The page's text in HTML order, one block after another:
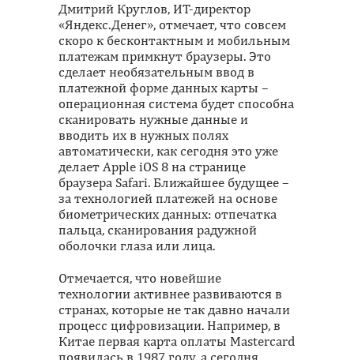
Дмитрий Круглов, ИТ-директор
«Яндекс.Денег», отмечает, что совсем
скоро к бесконтактным и мобильным
платежам примкнут браузеры. Это
сделает необязательным ввод в
платежной форме данных карты –
операционная система будет способна
сканировать нужные данные и
вводить их в нужных полях
автоматически, как сегодня это уже
делает Apple iOS 8 на странице
браузера Safari. Ближайшее будущее –
за технологией платежей на основе
биометрических данных: отпечатка
пальца, сканирования радужной
оболочки глаза или лица.
Отмечается, что новейшие
технологии активнее развиваются в
странах, которые не так давно начали
процесс цифровизации. Например, в
Китае первая карта оплаты Mastercard
появилась в 1987 году, а сегодня